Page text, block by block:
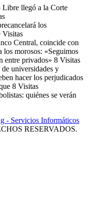
llegó a la Corte
los
Visitas
Central, coincide con
los morosos: «Seguimos
entre privados» 8 Visitas
universidades y
hacer los perjudicados
8 Visitas
quiénes se verán
- Servicios Informáticos
RESERVADOS.